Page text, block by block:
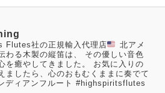
Flutes社の正規輸入代理店
北アメ
わる木製の縦笛は、 その優しい音色
を癒やしてきました。
お気に入りの
ましたら、心のおもむくままに奏でて
ディアンフルート #highspiritsflutes